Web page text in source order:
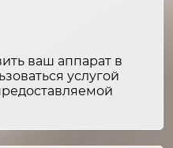
ваш аппарат в
услугой